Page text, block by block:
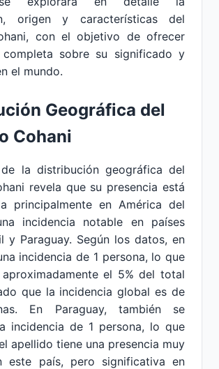
origen y características del
con el objetivo de ofrecer
sobre su significado y
el mundo.
Geográfica del
Cohani
la distribución geográfica del
revela que su presencia está
principalmente en América del
incidencia notable en países
y Paraguay. Según los datos, en
incidencia de 1 persona, lo que
aproximadamente el 5% del total
que la incidencia global es de
En Paraguay, también se
incidencia de 1 persona, lo que
apellido tiene una presencia muy
este país, pero significativa en